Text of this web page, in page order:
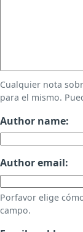
Cualquier nota
para el mismo.
Author name:
Author email:
Porfavor elige
campo.